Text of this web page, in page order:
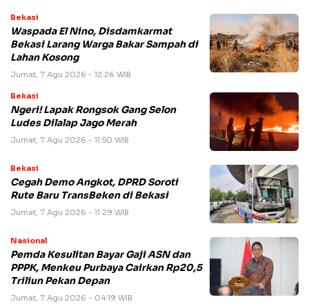
Bekasi
Waspada El Nino, Disdamkarmat
Bekasi Larang Warga Bakar Sampah di
Lahan Kosong
Jumat, 7 Agu 2026 - 12:26 WIB
Bekasi
Ngeri! Lapak Rongsok Gang Selon
Ludes Dilalap Jago Merah
Jumat, 7 Agu 2026 - 11:50 WIB
Bekasi
Cegah Demo Angkot, DPRD Soroti
Rute Baru TransBeken di Bekasi
Jumat, 7 Agu 2026 - 11:29 WIB
Nasional
Pemda Kesulitan Bayar Gaji ASN dan
PPPK, Menkeu Purbaya Cairkan Rp20,5
Triliun Pekan Depan
Jumat, 7 Agu 2026 - 04:19 WIB